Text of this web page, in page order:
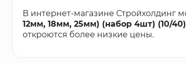
В интернет-магазине Стройхолдинг
12мм, 18мм, 25мм) (набор 4шт) (10/
откроются более низкие цены.